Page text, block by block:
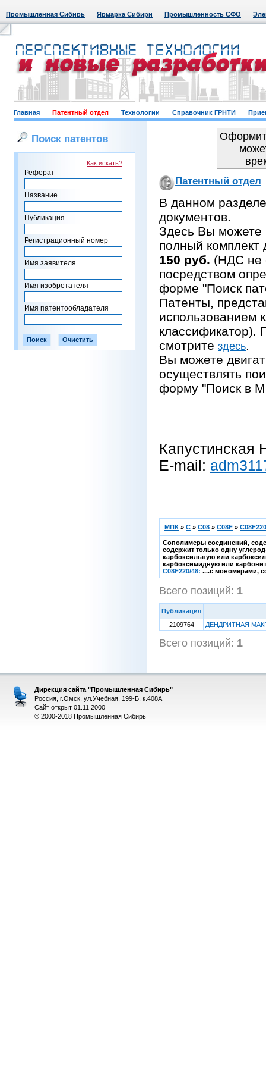
Промышленная Сибирь Ярмарка Сибири Промышленность СФО
Главная Патентный отдел Технологии Справочник ГРНТИ
Поиск патентов
Как искать?
Реферат
Название
Публикация
Регистрационный номер
Имя заявителя
Имя изобретателя
Имя патентообладателя
Патентный отдел
В данном
документов.
Здесь Вы можете
полный комплект
150 руб. (НДС не
посредством
форме "Поиск
Патенты,
использованием
классификатор).
смотрите здесь.
Вы можете
осуществлять
форму "Поиск в
Капустинская
E-mail:
МПК » C » C08 » C08F »
Сополимеры соединений,
содержит только одну
карбоксильную или
карбоксимидную или
C08F220/48: ....с мономерами,
Всего позиций: 1
Публикация
2109764
ДЕНДРИТНАЯ
Всего позиций: 1
Дирекция сайта "Промышленная Сибирь"
Россия, г.Омск, ул.Учебная, 199-Б, к.408А
Сайт открыт 01.11.2000
© 2000-2018 Промышленная Сибирь